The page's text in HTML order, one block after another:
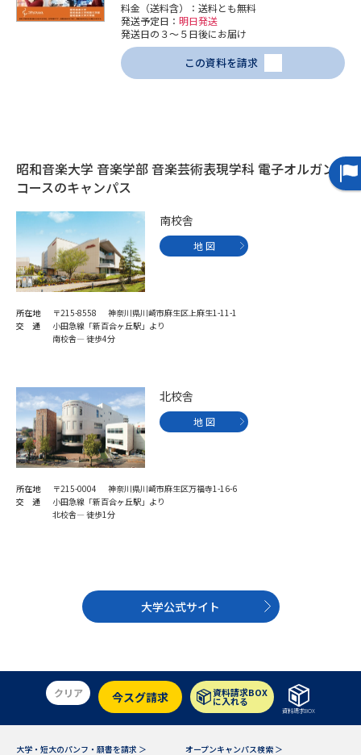
新増設大学・学部・学科特集
国際・グローバルに強い大学特
集
奨学金・特待生制度特集
（高3生用）
（高2生用）
SELFBRAND特集ページ
オープンキャンパスなどを調べる
オープンキャンパス検索
来場型・Web型イベント特集
受験準備
志望校・出願校を調べる
併願校選び
新生活お役立ちガイド
大学で学びたい学問発見
料金（送料含）：送料とも無料
発送予定日： 明日発送
発送日の３～５日後にお届け
この資料を請求
昭和音楽大学 音楽学部 音楽芸術表現学科 電子オルガン
コースのキャンパス
南校舎
地 図
所在地
〒215-8558 神奈川県川崎市麻生区上麻生1-11-1
交 通
小田急線「新百合ヶ丘駅」より
南校舎― 徒歩4分
北校舎
地 図
所在地
〒215-0004 神奈川県川崎市麻生区万福寺1-16-6
交 通
小田急線「新百合ヶ丘駅」より
北校舎― 徒歩1分
大学公式サイト
クリア 今スグ請求 資料請求BOX
に入れる
資料請求BOX
大学・短大のパンフ・願書を請求 ＞ オープンキャンパス検索 ＞